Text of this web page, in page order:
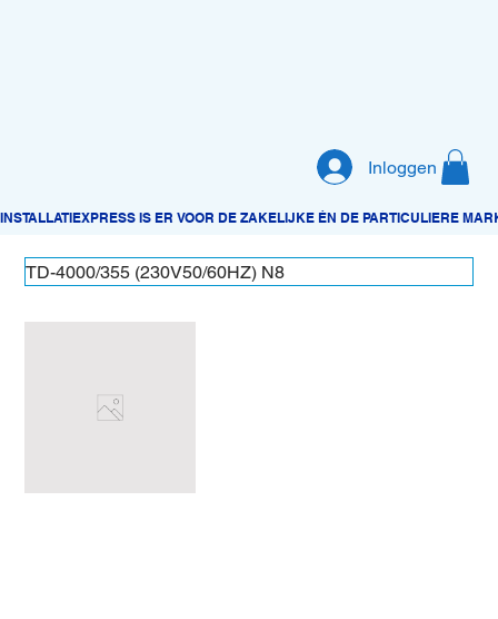
Inloggen
TD-4000/355 (230V50/60HZ) N8